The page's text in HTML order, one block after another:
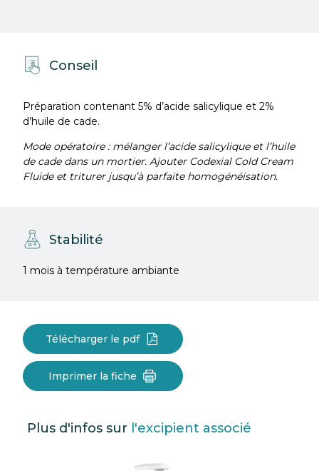
Conseil
Préparation contenant 5% d’acide salicylique et 2%
d’huile de cade.
Mode opératoire : mélanger l’acide salicylique et l’huile
de cade dans un mortier. Ajouter Codexial Cold Cream
Fluide et triturer jusqu’à parfaite homogénéisation.
Stabilité
1 mois à température ambiante
Télécharger le pdf
Imprimer la fiche
Plus d'infos sur l'excipient associé